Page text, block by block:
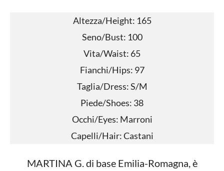
Altezza/Height: 165
Seno/Bust: 100
Vita/Waist: 65
Fianchi/Hips: 97
Taglia/Dress: S/M
Piede/Shoes: 38
Occhi/Eyes: Marroni
Capelli/Hair: Castani
MARTINA G. di base Emilia-Romagna, è